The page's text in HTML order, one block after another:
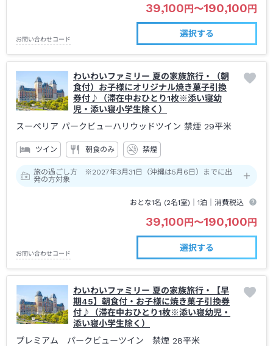
39,100円〜190,100円
お問い合わせコード
選択する
わいわいファミリー 夏の家族旅行・（朝
食付）お子様にオリジナル焼き菓子引換
券付♪（滞在中おひとり1枚※添い寝幼
児・添い寝小学生除く）
スーペリア パークビューハリウッドツイン 禁煙 29平米
ツイン 朝食のみ 禁煙
旅の過ごし方 ※2027年3月31日（沖縄は5月6日）までに出
発の方対象
おとな1名 (2名1室)｜1泊 ｜消費税込
39,100 円 〜190,100 円
お問い合わせコード
選択する
わいわいファミリー 夏の家族旅行・【早
期45】朝食付・お子様に焼き菓子引換券
付♪（滞在中おひとり1枚※添い寝幼児・
添い寝小学生除く）
プレミアム パークビューツイン 禁煙 28平米